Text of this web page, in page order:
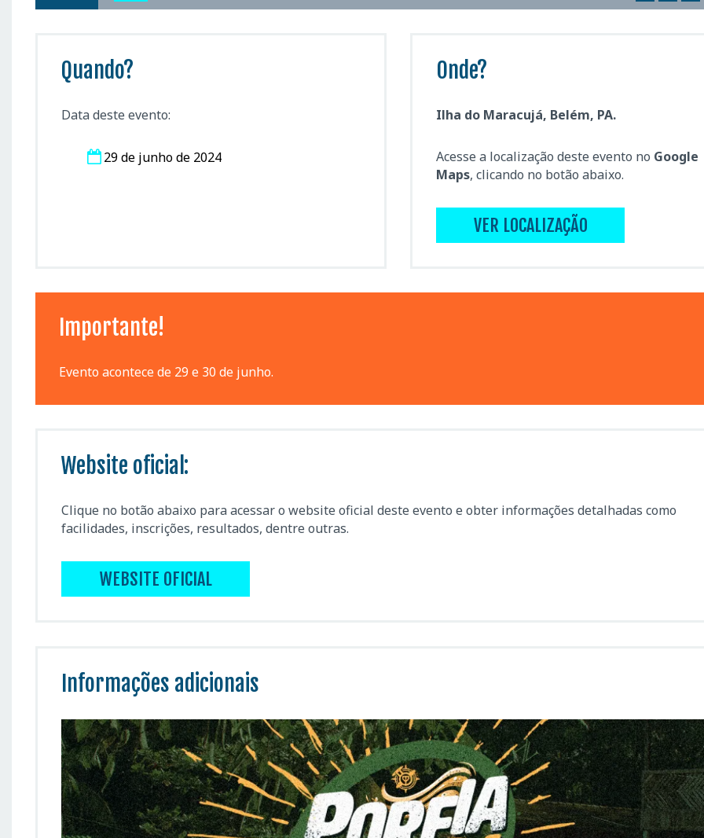
Quando?
Data deste evento:
29 de junho de 2024
Onde?
Ilha do Maracujá, Belém, PA.
Acesse a localização deste evento no Google
Maps, clicando no botão abaixo.
VER LOCALIZAÇÃO
Importante!
Evento acontece de 29 e 30 de junho.
Website oficial:
Clique no botão abaixo para acessar o website oficial deste evento e obter informações detalhadas como
facilidades, inscrições, resultados, dentre outras.
WEBSITE OFICIAL
Informações adicionais